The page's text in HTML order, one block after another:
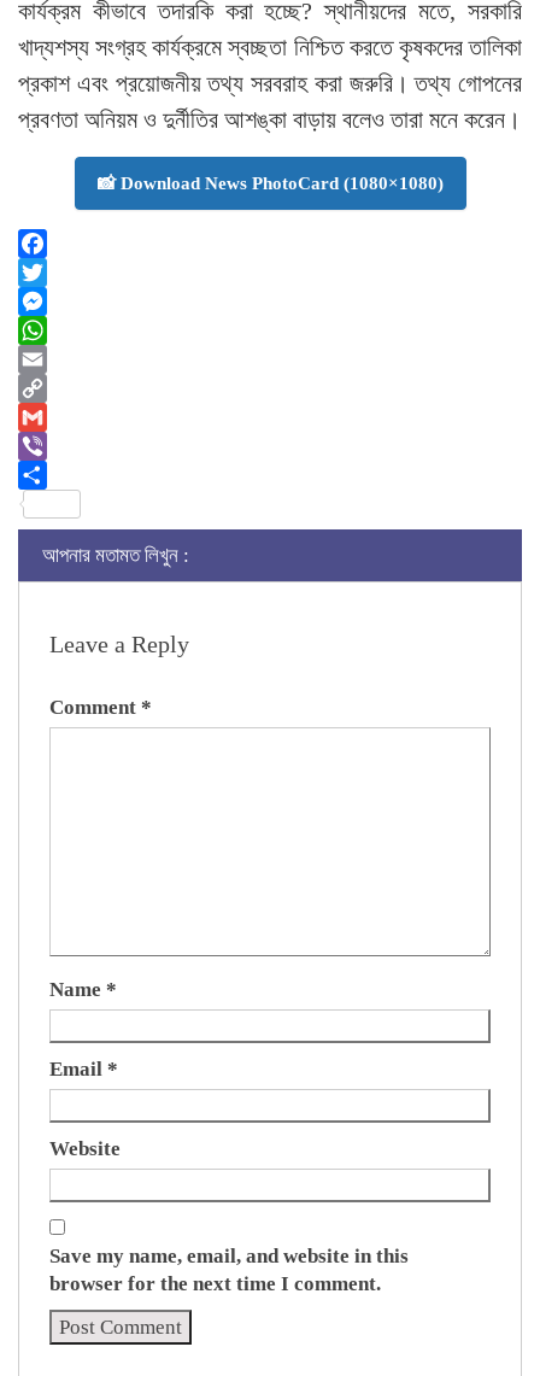
কার্যক্রম কীভাবে তদারকি করা হচ্ছে? স্থানীয়দের মতে, সরকারি
খাদ্যশস্য সংগ্রহ কার্যক্রমে স্বচ্ছতা নিশ্চিত করতে কৃষকদের তালিকা
প্রকাশ এবং প্রয়োজনীয় তথ্য সরবরাহ করা জরুরি। তথ্য গোপনের
প্রবণতা অনিয়ম ও দুর্নীতির আশঙ্কা বাড়ায় বলেও তারা মনে করেন।
📸 Download News PhotoCard (1080×1080)
Facebook
Twitter
Messenger
WhatsApp
Email
Copy
Link
Gmail
Viber
আপনার মতামত লিখুন :
Leave a Reply
Comment *
Name *
Email *
Website
Save my name, email, and website in this
browser for the next time I comment.